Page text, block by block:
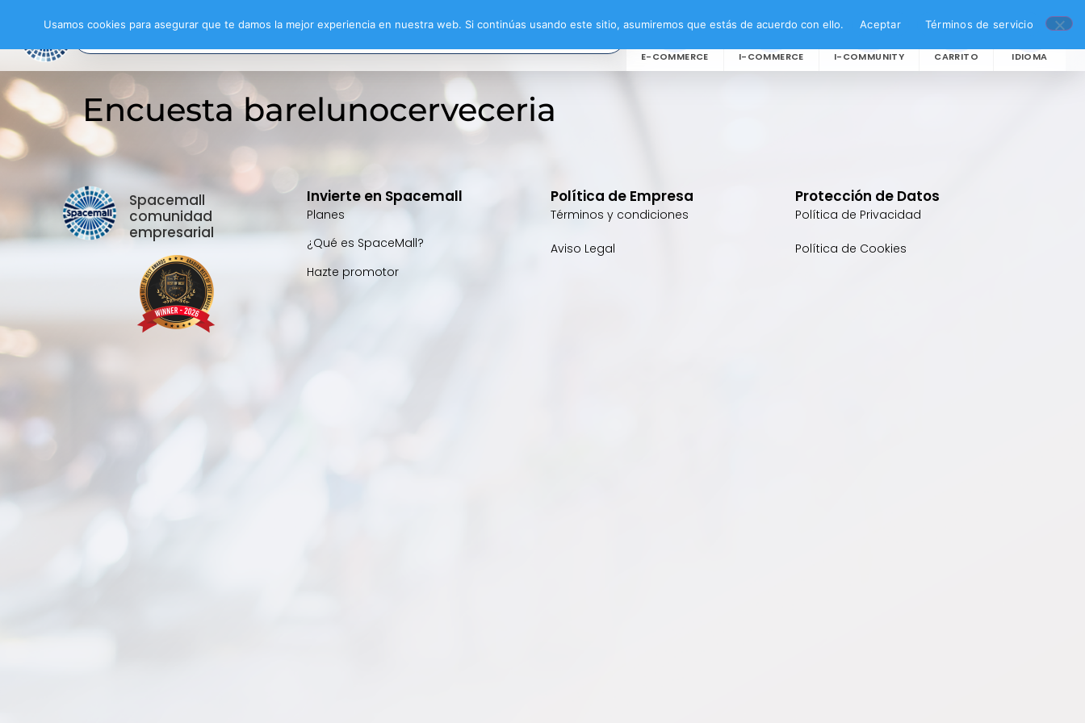
E-COMMERCE I-COMMERCE I-COMMUNITY CARRITO IDIOMA
Encuesta barelunocerveceria
Spacemall
comunidad
empresarial
Invierte en Spacemall
Planes
¿Qué es SpaceMall?
Hazte promotor
Política de Empresa
Términos y condiciones
Aviso Legal
Protección de Datos
Política de Privacidad
Política de Cookies
Usamos cookies para asegurar que te damos la mejor experiencia en nuestra web. Si continúas usando este sitio, asumiremos que estás de acuerdo con ello. Aceptar Términos de servicio